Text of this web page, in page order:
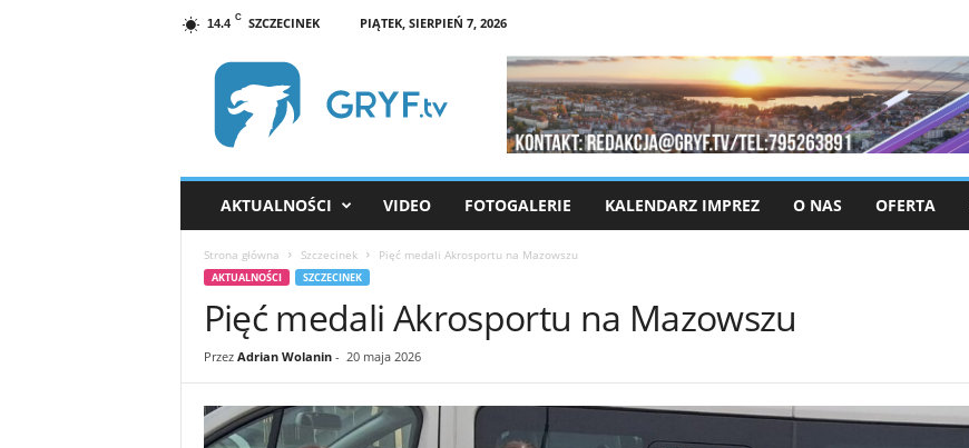
14.4 C SZCZECINEK
PIĄTEK, SIERPIEŃ 7, 2026
n
AKTUALNOŚCI VIDEO FOTOGALERIE KALENDARZ IMPREZ O NAS OFERTA
Strona główna Szczecinek Pięć medali Akrosportu na Mazowszu
AKTUALNOŚCI SZCZECINEK
Pięć medali Akrosportu na Mazowszu
Przez Adrian Wolanin- 20 maja 2026